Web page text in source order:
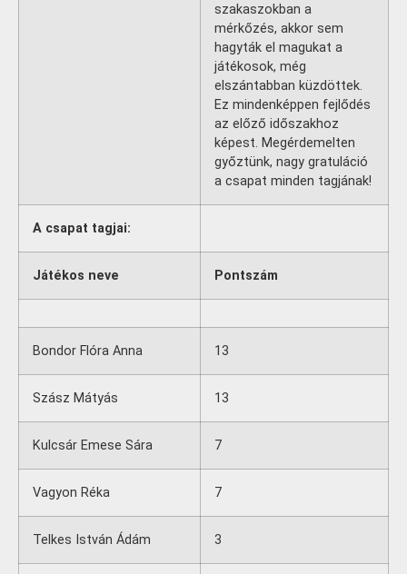
szakaszokban a
mérkőzés, akkor sem
hagyták el magukat a
játékosok, még
elszántabban küzdöttek.
Ez mindenképpen fejlődés
az előző időszakhoz
képest. Megérdemelten
győztünk, nagy gratuláció
a csapat minden tagjának!
A csapat tagjai:
Játékos neve Pontszám
Bondor Flóra Anna 13
Szász Mátyás 13
Kulcsár Emese Sára 7
Vagyon Réka 7
Telkes István Ádám 3